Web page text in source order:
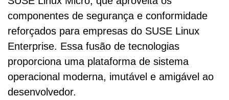
componentes de segurança e conformidade
reforçados para empresas do SUSE Linux
Enterprise. Essa fusão de tecnologias
proporciona uma plataforma de sistema
operacional moderna, imutável e amigável ao
desenvolvedor.